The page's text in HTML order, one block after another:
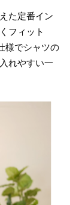
た定番イン
フィット
様でシャツの
れやすい一